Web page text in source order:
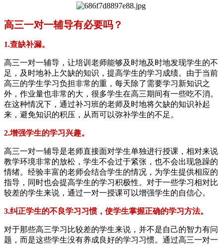
高三一对一辅导有必要吗？
1.查缺补漏。
高三一对一辅导，让培训老师能够及时地及时地发现学生的不
足，及时地补上欠缺的知识，提高学生的学习成绩。由于当前
高三的学生学习负担非常的重，每天除了需要学习新知识之
外，作业量也非常的大，很多学生在高三期间有一些吃不消。
在这种情况下，通过补习班的老师及时地将欠缺的知识补起
来，避免知识的积压，从而可以弥补学生的不足。
2.增强学生的学习兴趣。
高三一对一辅导是老师直接面对学生单独进行授课，相对来说
教学环境非常的放松，学生不会过于紧张，也不会出现急躁的
情绪。经验丰富的老师会结合学生的情况，为学生提供相应的
指导，同时也会提高学生的学习积极性。对于一些学习相对比
较差的学生来说，通过一对一授课可以增强学生的自信心。
3.纠正学生的不良学习习惯，使学生掌握正确的学习方法。
对于那些高三学习比较差的学生来说，并不是自己的智力有问
题，而是这些学生没有养成良好的学习习惯。通过高三一对一